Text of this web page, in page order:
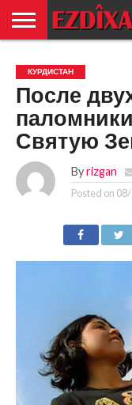
ЕЗИДИЗМ
НОВОСТИ
ИСТОРИЯ
КУЛЬТУРА
КОНТАКТ
КУРДИСТАН
После
Святую
By rizgan
Posted on